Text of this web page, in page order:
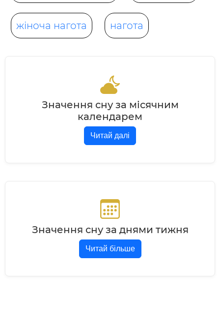
жіноча нагота нагота
Значення сну за місячним
календарем
Читай далі
Значення сну за днями тижня
Читай більше